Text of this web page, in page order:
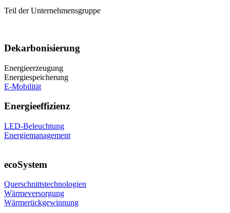
Teil der Unternehmensgruppe
Dekarbonisierung
Energieerzeugung
Energiespeicherung
E-Mobilität
Energieeffizienz
LED-Beleuchtung
Energiemanagement
ecoSystem
Querschnittstechnologien
Wärmeversorgung
Wärmerückgewinnung